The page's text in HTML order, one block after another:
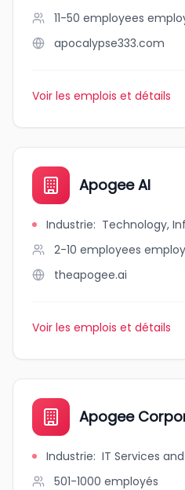
11-50 employees
apocalypse333.com
Voir les emplois et détails
Apogee AI
Industrie: Technology,
2-10 employees
theapogee.ai
Voir les emplois et détails
Apogee
Industrie: IT Services
501-1000 employés